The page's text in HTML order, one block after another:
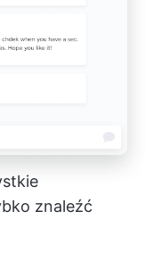
znaleźć